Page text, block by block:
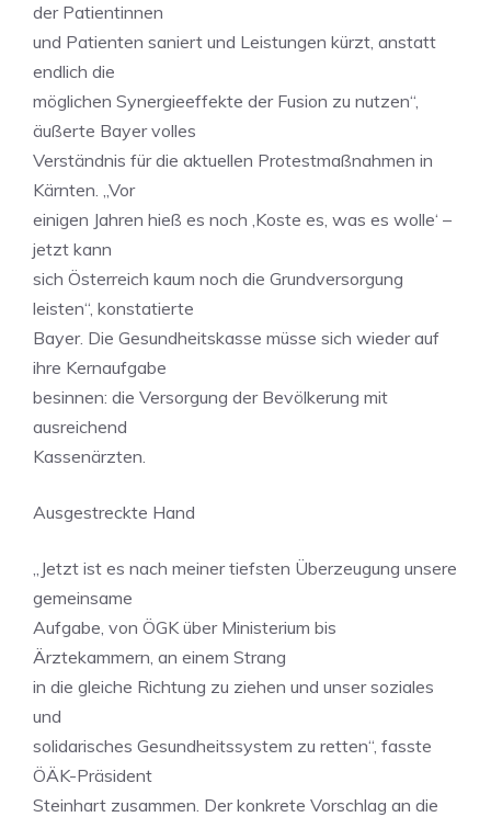
der Patientinnen
und Patienten saniert und Leistungen kürzt, anstatt
endlich die
möglichen Synergieeffekte der Fusion zu nutzen“,
äußerte Bayer volles
Verständnis für die aktuellen Protestmaßnahmen in
Kärnten. „Vor
einigen Jahren hieß es noch ‚Koste es, was es wolle‘ –
jetzt kann
sich Österreich kaum noch die Grundversorgung
leisten“, konstatierte
Bayer. Die Gesundheitskasse müsse sich wieder auf
ihre Kernaufgabe
besinnen: die Versorgung der Bevölkerung mit
ausreichend
Kassenärzten.
Ausgestreckte Hand
„Jetzt ist es nach meiner tiefsten Überzeugung unsere
gemeinsame
Aufgabe, von ÖGK über Ministerium bis
Ärztekammern, an einem Strang
in die gleiche Richtung zu ziehen und unser soziales
und
solidarisches Gesundheitssystem zu retten“, fasste
ÖÄK-Präsident
Steinhart zusammen. Der konkrete Vorschlag an die